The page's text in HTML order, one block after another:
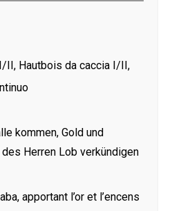
II, Hautbois da caccia I/II,
kommen, Gold und
Herren Lob verkündigen
apportant l’or et l’encens